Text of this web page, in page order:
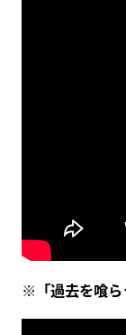
※「過去を喰ら